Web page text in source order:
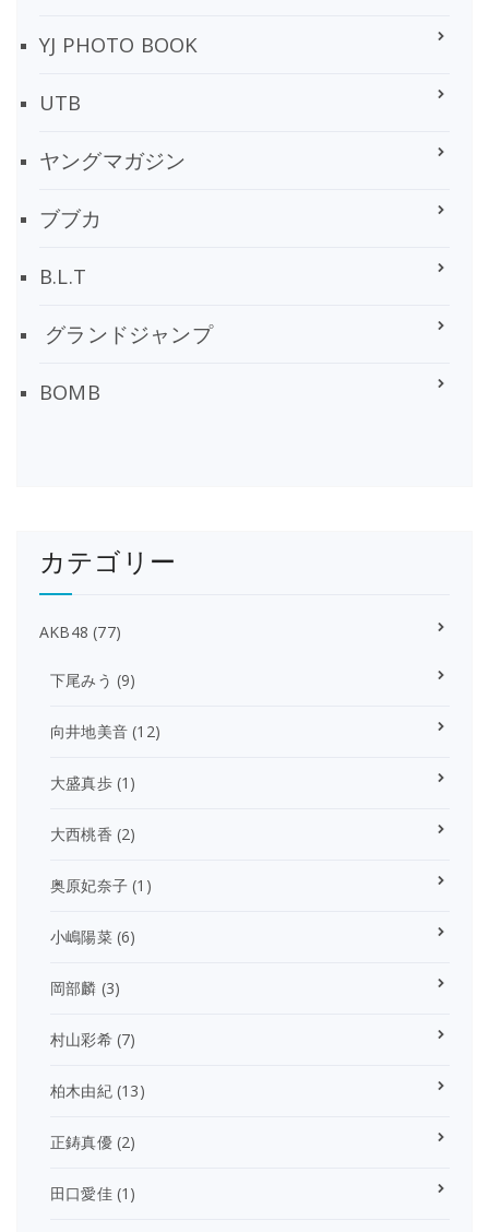
YJ PHOTO BOOK
UTB
ヤングマガジン
ブブカ
B.L.T
グランドジャンプ
BOMB
カテゴリー
AKB48 (77)
下尾みう (9)
向井地美音 (12)
大盛真歩(1)
大西桃香 (2)
奥原妃奈子 (1)
小嶋陽菜(6)
岡部麟 (3)
村山彩希(7)
柏木由紀(13)
正鋳真優(2)
田口愛佳(1)